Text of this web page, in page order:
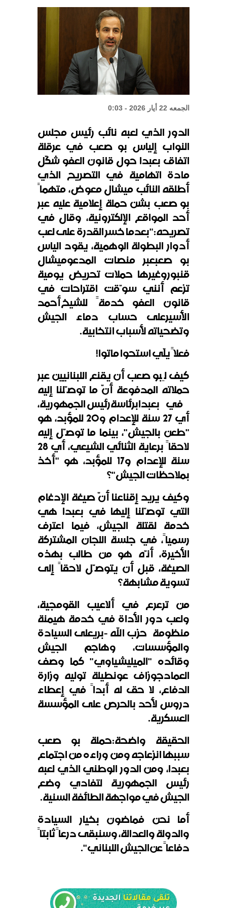
الدولة
واشنطن: المحادثات بين لبنان
وإسرائيل إيجابية
الجمعه 22 أيار 2026 - 0:03
الدور الذي لعبه نائب رئيس مجلس
النواب إلياس بو صعب في عرقلة
اتفاق بعبدا حول قانون العفو شكّل
مادة اتهامية في التصريح الذي
أطلقه النائب ميشال معوض، متهماً
بو صعب بشن حملة إعلامية عليه عبر
أحد المواقع الإلكترونية، وقال في
تصريحه:"بعدما خسر القدرة على لعب
أدوار البطولة الوهمية، يقود الياس
بو صعبعبر منصات المدعوميشال
قنبوروغيرها حملات تحريض يومية
تزعم أنني سوّقت اقتراحات في
قانون العفو خدمةً للشيخأحمد
الأسيرعلى حساب دماء الجيش
وتضحياته لأسباب انتخابية.
فعلاً يلّي استحوا ماتوا!
كيف لِبو صعب أن يقنع اللبنانيين عبر
حملاته المدفوعة أنّ ما توصّلنا إليه
في بعبدابرئاسةرئيس الجمهورية،
أي 27 سنة للإعدام و20 للمؤبد، هو
"طعن بالجيش"، بينما ما توصّل إليه
لاحقاً برعاية الثنائي الشيعي، أي 28
سنة للإعدام و17 للمؤبد، هو "أخذ
بملاحظات الجيش"؟
وكيف يريد إقناعنا أنّ صيغة الإدغام
التي توصّلنا إليها في بعبدا هي
خدمة لقتلة الجيش، فيما اعترف
رسمياً، في جلسة اللجان المشتركة
الأخيرة، أنّه هو من طالب بهذه
الصيغة، قبل أن يتوصّل لاحقاً إلى
تسوية مشابهة؟
من ترعرع في ألاعيب القومجية،
ولعب دور الأداة في خدمة هيمنة
منظومة حزب الله -بريعلى السيادة
والمؤسسات، وهاجم الجيش
وقائده "الميليشياوي" كما وصف
العمادجوزاف عونطيلة توليه وزارة
الدفاع، لا حق له أبداً في إعطاء
دروس لأحد بالحرص على المؤسسة
العسكرية.
الحقيقة واضحة:حملة بو صعب
سببها انزعاجه ومن وراءه من اجتماع
بعبدا، ومن الدور الوطني الذي لعبه
رئيس الجمهورية لتفادي وضع
الجيش في مواجهة الطائفة السنية.
أما نحن فماضون بخيار السيادة
والدولة والعدالة، وسنبقى درعاً ثابتاً
دفاعاً عنالجيش اللبناني".